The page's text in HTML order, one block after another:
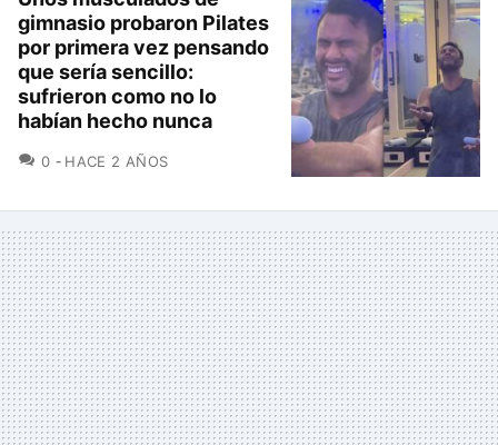
gimnasio probaron Pilates
por primera vez pensando
que sería sencillo:
sufrieron como no lo
habían hecho nunca
0 COMENTARIOS
HACE 2 AÑOS